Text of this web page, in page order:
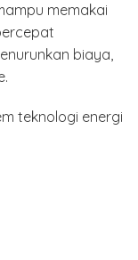
memakai
biaya,
teknologi energi